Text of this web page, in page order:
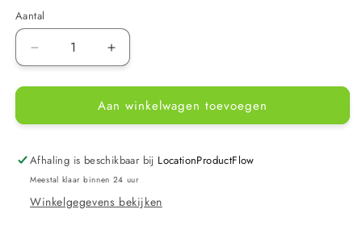
Aantal
Aantal
verlagen
voor
Pvc
pakket
0,5
-
Aantal
verhogen
voor
Heissner
Pvc
pakket
0,5
-
Aan winkelwagen toevoegen
Afhaling is beschikbaar bij LocationProductFlow
Meestal klaar binnen 24 uur
Winkelgegevens bekijken